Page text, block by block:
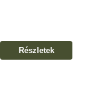
Részletek